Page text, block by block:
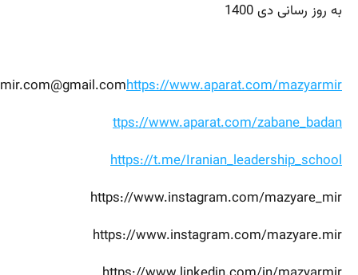
به روز رسانی دی 1400
https://www.aparat.com/mazyarmir
ttps://www.aparat.com/zabane_badan
https://t.me/Iranian_leadership_school
https://www.instagram.com/mazyare_mir
https://www.instagram.com/mazyare.mir